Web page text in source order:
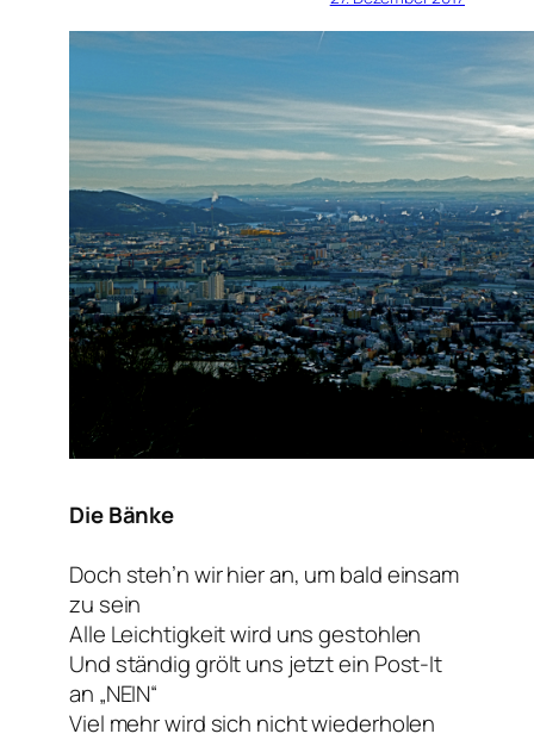
Die Bänke
Doch steh’n wir hier an, um bald einsam
zu sein
Alle Leichtigkeit wird uns gestohlen
Und ständig grölt uns jetzt ein Post-It
an „NEIN“
Viel mehr wird sich nicht wiederholen